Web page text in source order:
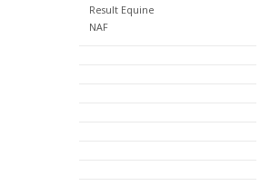
Result Equine
NAF